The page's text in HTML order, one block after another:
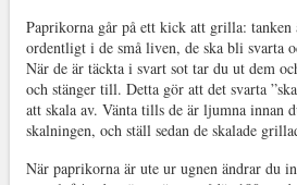
Paprikorna går på ett kick att grilla: tanken
ordentligt i de små liven, de ska bli svarta
När de är täckta i svart sot tar du ut dem
och stänger till. Detta gör att det svarta
att skala av. Vänta tills de är ljumna innan
skalningen, och ställ sedan de skalade
När paprikorna är ute ur ugnen ändrar du